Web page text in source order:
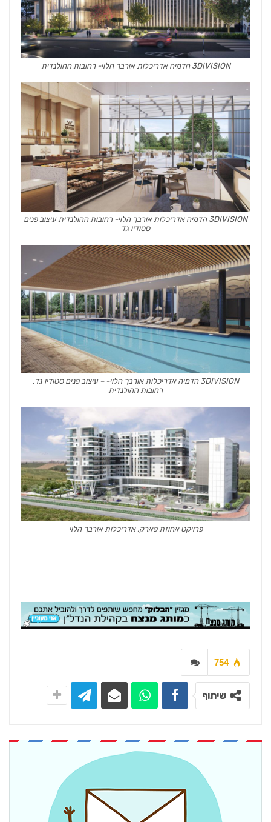
3DIVISION הדמיה אדריכלות אורבך הלוי- רחובות ההולנדית
3DIVISION הדמיה אדריכלות אורבך הלוי- רחובות ההולנדית עיצוב פנים
סטודיו גד
3DIVISION הדמיה אדריכלות אורבך הלוי- – עיצוב פנים סטודיו גד.
רחובות ההולנדית
פרויקט אחוזת פארק, אדריכלות אורבך הלוי
754
שיתוף